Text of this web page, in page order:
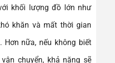
khối lượng đồ lớn như
khăn và mất thời gian
Hơn nữa, nếu không biết
chuyển, khả năng sẽ